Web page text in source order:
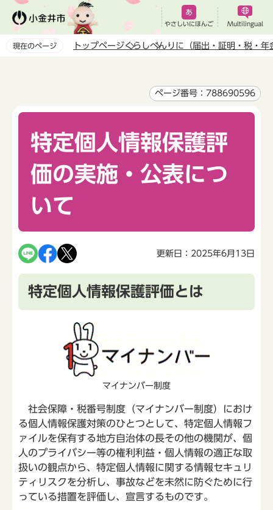
ペ
やさしいにほんご Multilingual
現在のページ トップページくらしべんりに（届出・証明・税・年
ページ番号：788690596
特定個人情報保護評
価の実施・公表につ
いて
更新日：2025年6月13日
特定個人情報保護評価とは
マイナンバー制度
社会保障・税番号制度（マイナンバー制度）におけ
る個人情報保護対策のひとつとして、特定個人情報フ
ァイルを保有する地方自治体の長その他の機関が、個
人のプライバシー等の権利利益・個人情報の適正な取
扱いの観点から、特定個人情報に関する情報セキュリ
ティリスクを分析し、事故などを未然に防ぐために行
っている措置を評価し、宣言するものです。